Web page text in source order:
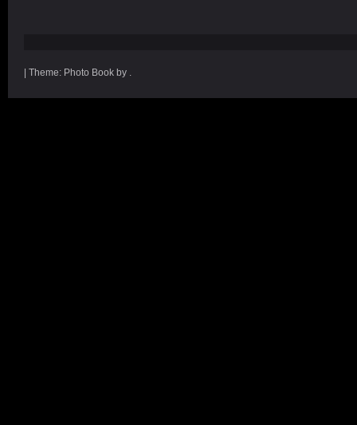
Theme: Photo Book by .